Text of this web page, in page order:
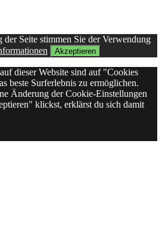
Seite stimmen Sie der Verwendung
Akzeptieren
dieser Website sind auf "Cookies
beste Surferlebnis zu ermöglichen.
Änderung der Cookie-Einstellungen
klickst, erklärst du sich damit